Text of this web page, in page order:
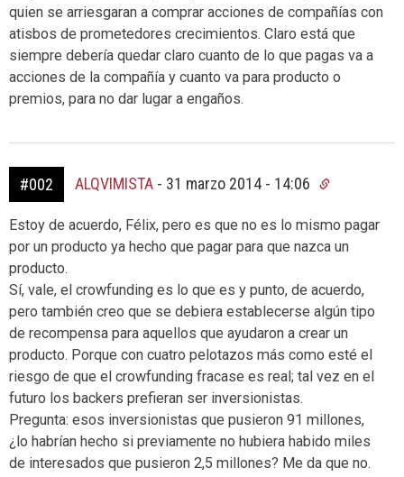
quien se arriesgaran a comprar acciones de compañías con
atisbos de prometedores crecimientos. Claro está que
siempre debería quedar claro cuanto de lo que pagas va a
acciones de la compañía y cuanto va para producto o
premios, para no dar lugar a engaños.
#002 ALQVIMISTA - 31 marzo 2014 - 14:06
Estoy de acuerdo, Félix, pero es que no es lo mismo pagar
por un producto ya hecho que pagar para que nazca un
producto.
Sí, vale, el crowfunding es lo que es y punto, de acuerdo,
pero también creo que se debiera establecerse algún tipo
de recompensa para aquellos que ayudaron a crear un
producto. Porque con cuatro pelotazos más como esté el
riesgo de que el crowfunding fracase es real; tal vez en el
futuro los backers prefieran ser inversionistas.
Pregunta: esos inversionistas que pusieron 91 millones,
¿lo habrían hecho si previamente no hubiera habido miles
de interesados que pusieron 2,5 millones? Me da que no.